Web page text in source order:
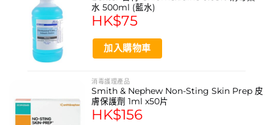
水 500ml (藍水)
HK$75
加入購物車
消毒護理產品
Smith & Nephew Non-Sting Skin Prep 皮
膚保護劑 1ml x50片
HK$156